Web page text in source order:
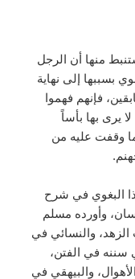
منها أن الرجل
بسببها إلى نهاية
فإنهم فهموا
يرى بها بأساً
وقفت عليه من
البغوي في شرح
وأورده مسلم
والنسائي في
سننه في الفتن،
والبيهقي في